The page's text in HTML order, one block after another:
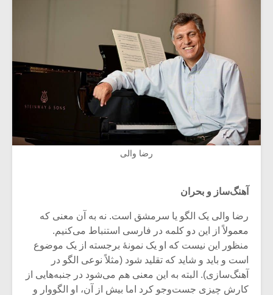
رضا والی
آهنگ‌ساز و بحران
رضا والی یک الگو یا سرمشق است. نه به آن معنی که
معمولاً از این دو کلمه در فارسی استنباط می‌کنیم.
منظور این نیست که او یک نمونۀ برجسته از یک موضوع
است و باید و شاید که تقلید شود (مثلاً نوعی الگو در
آهنگ‌سازی). البته به این معنی هم می‌شود در جنبه‌هایی از
کارش چیزی جست‌وجو کرد اما بیش از آن، او الگووار و